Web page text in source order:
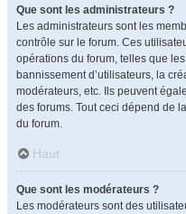
Que sont les administrateurs ?
Les administrateurs sont les
contrôle sur le forum. Ces
opérations du forum, telles que
bannissement d’utilisateurs, la
modérateurs, etc. Ils peuvent
des forums. Tout ceci dépend de
du forum.
Haut
Que sont les modérateurs ?
Les modérateurs sont des